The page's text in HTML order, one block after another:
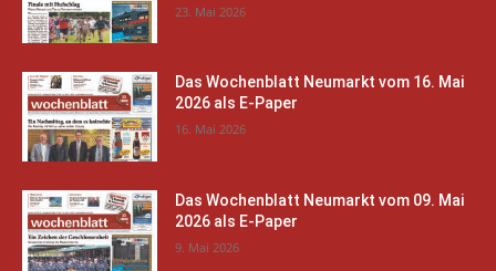
23. Mai 2026
Das Wochenblatt Neumarkt vom 16. Mai
2026 als E-Paper
16. Mai 2026
Das Wochenblatt Neumarkt vom 09. Mai
2026 als E-Paper
9. Mai 2026